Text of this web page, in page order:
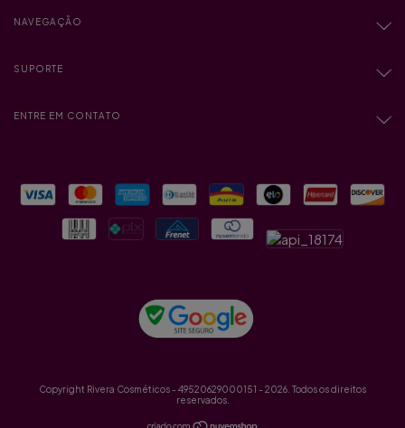
NAVEGAÇÃO
SUPORTE
ENTRE EM CONTATO
Copyright Rivera Cosméticos - 49520629000151 - 2026. Todos os direitos
reservados.